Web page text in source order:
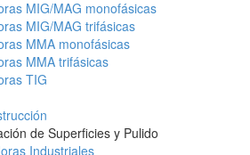
MIG/MAG monofásicas
MIG/MAG trifásicas
MMA monofásicas
MMA trifásicas
TIG
de Superficies y Pulido
Industriales